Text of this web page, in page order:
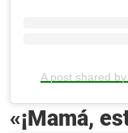
A post shared
«¡Mamá,